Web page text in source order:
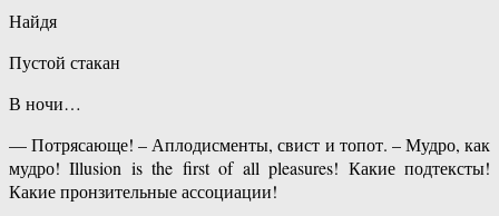
Найдя
Пустой стакан
В ночи…
— Потрясающе! – Аплодисменты, свист и топот. – Мудро, как
мудро! Illusion is the first of all pleasures! Какие подтексты!
Какие пронзительные ассоциации!